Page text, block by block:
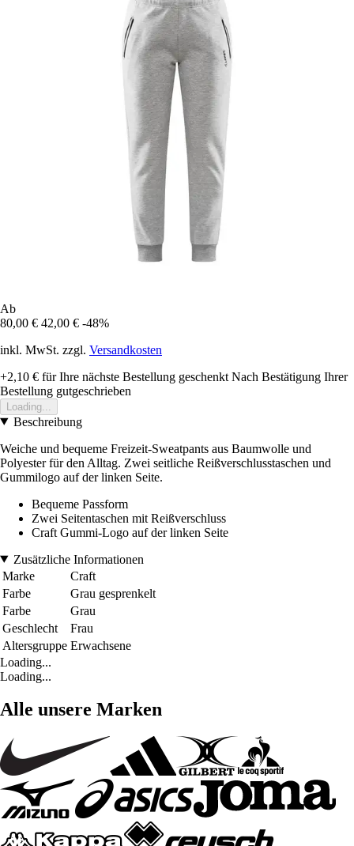
Ab
80,00 € 42,00 € -48%
inkl. MwSt. zzgl. Versandkosten
+2,10 € für Ihre nächste Bestellung geschenkt Nach Bestätigung Ihrer
Bestellung gutgeschrieben
Loading...
Beschreibung
Weiche und bequeme Freizeit-Sweatpants aus Baumwolle und
Polyester für den Alltag. Zwei seitliche Reißverschlusstaschen und
Gummilogo auf der linken Seite.
Bequeme Passform
Zwei Seitentaschen mit Reißverschluss
Craft Gummi-Logo auf der linken Seite
Zusätzliche Informationen
Marke
Craft
Farbe
Grau gesprenkelt
Farbe
Grau
Geschlecht
Frau
Altersgruppe Erwachsene
Loading...
Loading...
Alle unsere Marken